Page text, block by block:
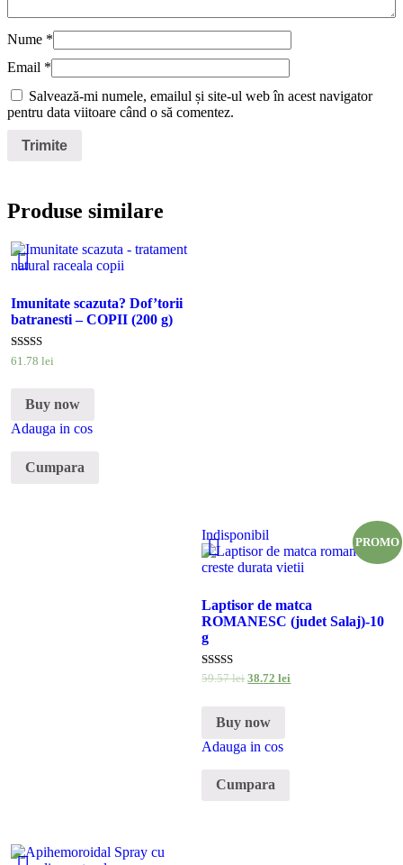
Nume *
Email *
Salvează-mi numele, emailul și site-ul web în acest navigator
pentru data viitoare când o să comentez.
Produse similare
Imunitate scazuta? Dof’torii
batranesti – COPII (200 g)
Evaluat la
61 78 lei
Buy now
Adauga in cos
Cumpara
Indisponibil PROMO
Laptisor de matca
ROMANESC (judet Salaj)-10
g
Evaluat la
59.57 lei 38.72 lei
Buy now
Adauga in cos
Cumpara